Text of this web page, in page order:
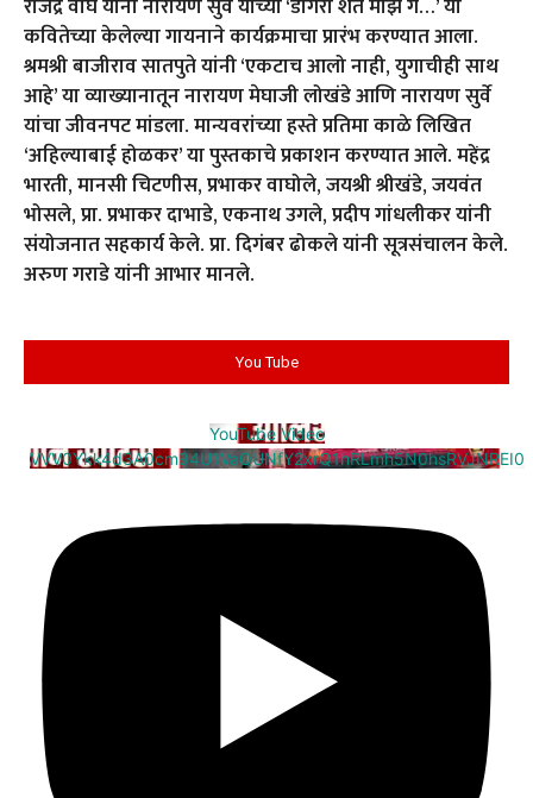
राजेंद्र वाघ यांनी नारायण सुर्वे यांच्या ‘डोंगरी शेत माझं गं…’ या
कवितेच्या केलेल्या गायनाने कार्यक्रमाचा प्रारंभ करण्यात आला.
श्रमश्री बाजीराव सातपुते यांनी ‘एकटाच आलो नाही, युगाचीही साथ
आहे’ या व्याख्यानातून नारायण मेघाजी लोखंडे आणि नारायण सुर्वे
यांचा जीवनपट मांडला. मान्यवरांच्या हस्ते प्रतिमा काळे लिखित
‘अहिल्याबाई होळकर’ या पुस्तकाचे प्रकाशन करण्यात आले. महेंद्र
भारती, मानसी चिटणीस, प्रभाकर वाघोले, जयश्री श्रीखंडे, जयवंत
भोसले, प्रा. प्रभाकर दाभाडे, एकनाथ उगले, प्रदीप गांधलीकर यांनी
संयोजनात सहकार्य केले. प्रा. दिगंबर ढोकले यांनी सूत्रसंचालन केले.
अरुण गराडे यांनी आभार मानले.
You Tube
YouTube Video
VVV0Ykk4d3A0cm94U1VaQUNfY2xrQ1hRLmh5N0hsRVJNREI0